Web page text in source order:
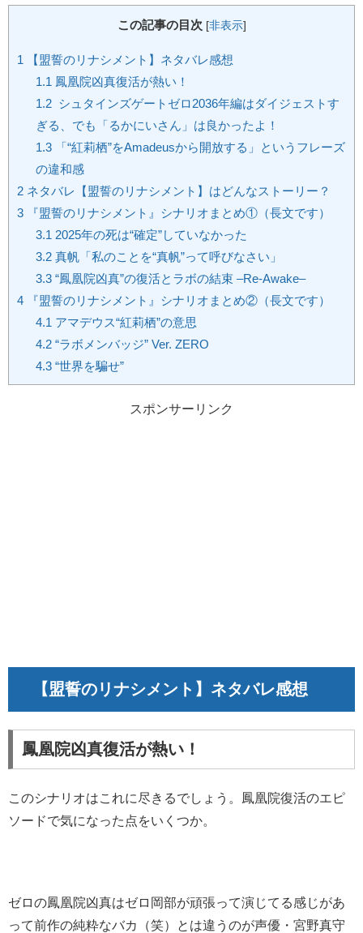
この記事の目次 [非表示]
1 【盟誓のリナシメント】ネタバレ感想
1.1 鳳凰院凶真復活が熱い！
1.2シュタインズゲートゼロ2036年編はダイジェストす
ぎる、でも「るかにいさん」は良かったよ！
1.3「“紅莉栖”をAmadeusから開放する」というフレーズ
の違和感
2 ネタバレ【盟誓のリナシメント】はどんなストーリー？
3 『盟誓のリナシメント』シナリオまとめ①（長文です）
3.1 2025年の死は“確定”していなかった
3.2真帆「私のことを“真帆”って呼びなさい」
3.3“鳳凰院凶真”の復活とラボの結束 –Re-Awake–
4 『盟誓のリナシメント』シナリオまとめ②（長文です）
4.1 アマデウス“紅莉栖”の意思
4.2“ラボメンバッジ” Ver. ZERO
4.3“世界を騙せ”
スポンサーリンク
【盟誓のリナシメント 】ネタバレ感想
鳳凰院凶真復活が熱い！
このシナリオはこれに尽きるでしょう。鳳凰院復活のエピ
ソードで気になった点をいくつか。
ゼロの鳳凰院凶真はゼロ岡部が頑張って演じてる感じがあ
って前作の純粋なバカ（笑）とは違うのが声優・宮野真守